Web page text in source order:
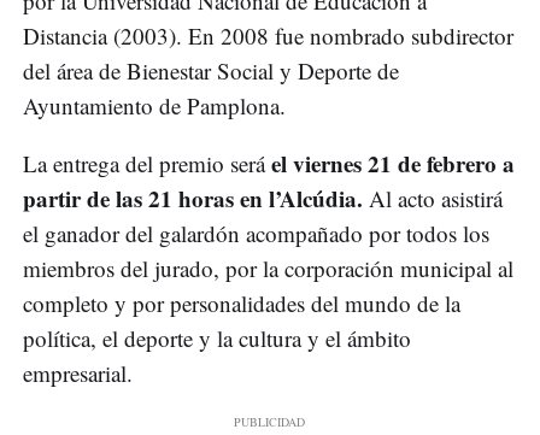
Distancia (2003). En 2008 fue nombrado subdirector
del área de Bienestar Social y Deporte de
Ayuntamiento de Pamplona.
La entrega del premio seráel viernes 21 de febrero a
partir de las 21 horas en l’Alcúdia. Al acto asistirá
el ganador del galardón acompañado por todos los
miembros del jurado, por la corporación municipal al
completo y por personalidades del mundo de la
política, el deporte y la cultura y el ámbito
empresarial.